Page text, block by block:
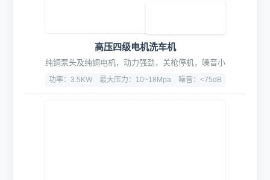
高压四级电机洗车机
纯铜泵头及纯铜电机，动力强劲，关枪停机，噪音小
功率：3.5KW 最大压力：10~18Mpa 噪音：<75dB